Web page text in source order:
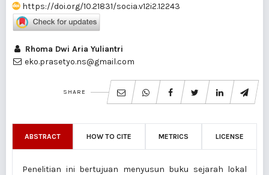
https://doi.org/10.21831/socia.v12i2.12243
Rhoma Dwi Aria Yuliantri
eko.prasetyo.ns@gmail.com
SHARE
ABSTRACT HOW TO CITE METRICS LICENSE
Penelitian ini bertujuan menyusun buku sejarah lokal